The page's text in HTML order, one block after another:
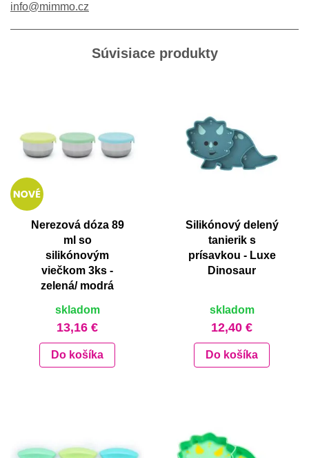
info@mimmo.cz
Súvisiace produkty
Nerezová dóza 89
ml so
silikónovým
viečkom 3ks -
zelená/ modrá
skladom
13,16 €
Do košíka
Silikónový delený
tanierik s
prísavkou - Luxe
Dinosaur
skladom
12,40 €
Do košíka